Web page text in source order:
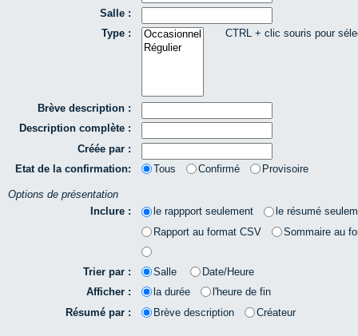
Salle :
Type :
CTRL + clic souris pour
Brève description :
Description complète :
Créée par :
Etat de la confirmation:
Tous Confirmé Provisoire
Options de présentation
Inclure :
le rappport seulement
le résumé
Rapport au format CSV
Sommaire au
Trier par : Salle
Date/Heure
Afficher :
la durée
l'heure de fin
Résumé par :
Brève description Créateur